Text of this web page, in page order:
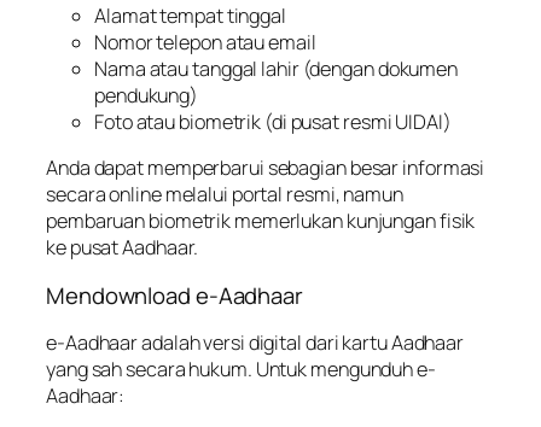
Alamat tempat tinggal
Nomor telepon atau email
Nama atau tanggal lahir (dengan dokumen
pendukung)
Foto atau biometrik (di pusat resmi UIDAI)
Anda dapat memperbarui sebagian besar informasi
secara online melalui portal resmi, namun
pembaruan biometrik memerlukan kunjungan fisik
ke pusat Aadhaar.
Mendownload e-Aadhaar
e-Aadhaar adalah versi digital dari kartu Aadhaar
yang sah secara hukum. Untuk mengunduh e-
Aadhaar: